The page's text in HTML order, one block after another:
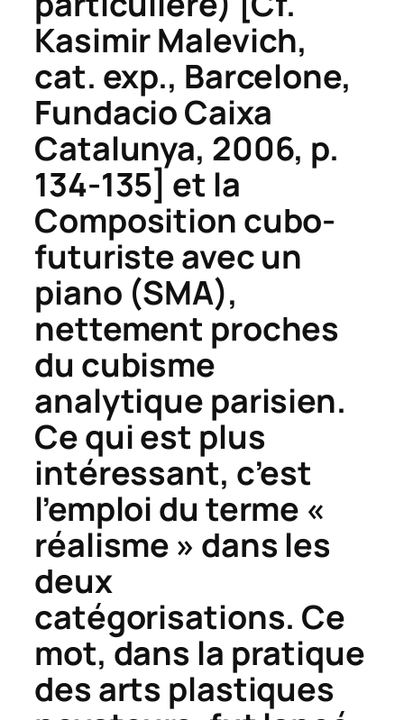
Kasimir Malevich,
cat. exp., Barcelone,
Fundacio Caixa
Catalunya, 2006, p.
134-135] et la
Composition cubo-
futuriste avec un
piano (SMA),
nettement proches
du cubisme
analytique parisien.
Ce qui est plus
intéressant, c’est
l’emploi du terme «
réalisme » dans les
deux
catégorisations. Ce
mot, dans la pratique
des arts plastiques